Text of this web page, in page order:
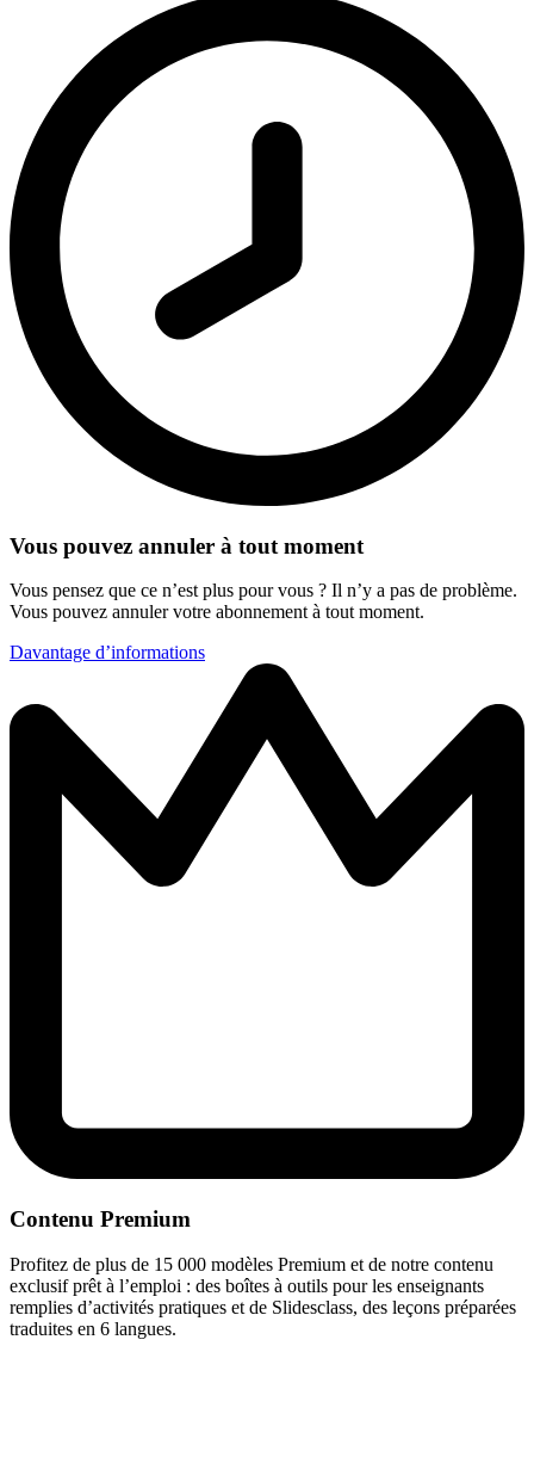
Vous pouvez annuler à tout moment
Vous pensez que ce n’est plus pour vous ? Il n’y a pas de problème.
Vous pouvez annuler votre abonnement à tout moment.
Davantage d’informations
Contenu Premium
Profitez de plus de 15 000 modèles Premium et de notre contenu
exclusif prêt à l’emploi : des boîtes à outils pour les enseignants
remplies d’activités pratiques et de Slidesclass, des leçons préparées
traduites en 6 langues.